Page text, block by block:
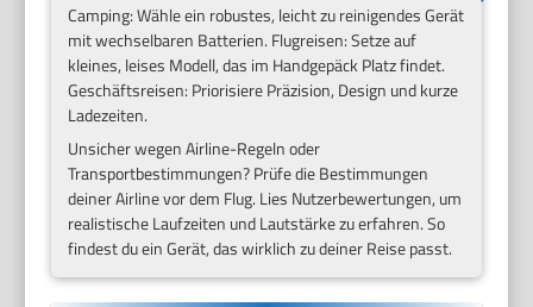
Camping: Wähle ein robustes, leicht zu reinigendes Gerät
mit wechselbaren Batterien. Flugreisen: Setze auf
kleines, leises Modell, das im Handgepäck Platz findet.
Geschäftsreisen: Priorisiere Präzision, Design und kurze
Ladezeiten.
Unsicher wegen Airline-Regeln oder
Transportbestimmungen? Prüfe die Bestimmungen
deiner Airline vor dem Flug. Lies Nutzerbewertungen, um
realistische Laufzeiten und Lautstärke zu erfahren. So
findest du ein Gerät, das wirklich zu deiner Reise passt.